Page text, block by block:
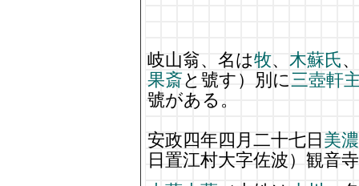
岐山翁、名は牧、 木蘇氏、
果斎と號す）別に三壺軒
號がある。
安政四年四月二十七日 美
日置江村大字佐波）観音